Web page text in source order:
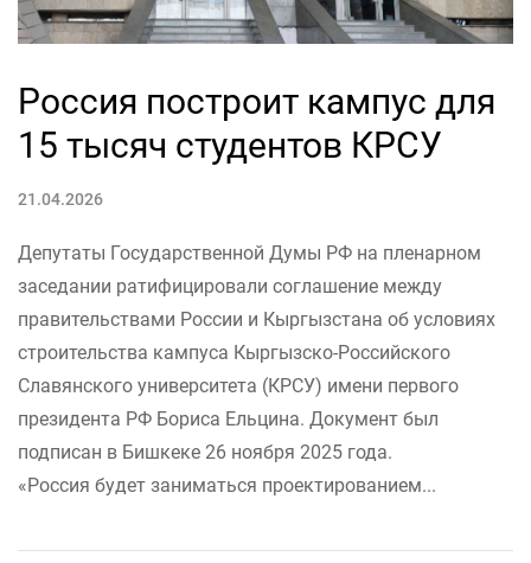
Россия построит кампус для
15 тысяч студентов КРСУ
21.04.2026
Депутаты Государственной Думы РФ на пленарном
заседании ратифицировали соглашение между
правительствами России и Кыргызстана об условиях
строительства кампуса Кыргызско-Российского
Славянского университета (КРСУ) имени первого
президента РФ Бориса Ельцина. Документ был
подписан в Бишкеке 26 ноября 2025 года.
«Россия будет заниматься проектированием...